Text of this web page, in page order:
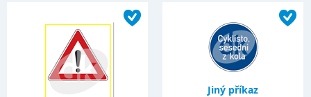
Jiný příkaz